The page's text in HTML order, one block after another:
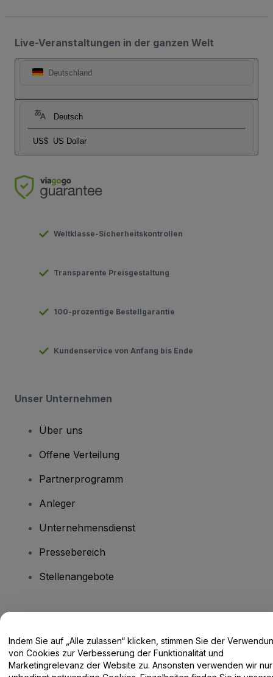
Live-Veranstaltungen in der ganzen Welt
Deutschland
Deutsch
US$ US Dollar
Weltklasse-Sicherheitskontrollen
Transparente Preisgestaltung
100-prozentige Bestellgarantie
Kundenservice von Anfang bis Ende
Unser Unternehmen
Über uns
Offene Verteilung
Partnerprogramm
Anleger
Unternehmensdienst
Pressebereich
Stellenangebote
Hilfe-Center / Kontakt
Indem Sie auf „Alle zulassen“ klicken, stimmen Sie der
von Cookies zur Verbesserung der Funktionalität und
Marketingrelevanz der Website zu. Ansonsten verwenden wir nur